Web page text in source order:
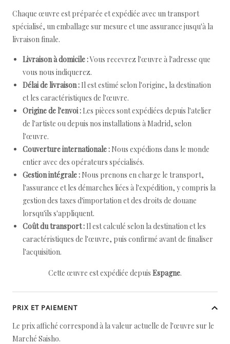
Chaque œuvre est préparée et expédiée avec un transport
spécialisé, un emballage sur mesure et une assurance jusqu'à la
livraison finale.
Livraison à domicile :Vous recevrez l'œuvre à l'adresse que
vous nous indiquerez.
Délai de livraison : Il est estimé selon l'origine, la destination
et les caractéristiques de l'œuvre.
Origine de l'envoi : Les pièces sont expédiées depuis l'atelier
de l'artiste ou depuis nos installations à Madrid, selon
l'œuvre.
Couverture internationale : Nous expédions dans le monde
entier avec des opérateurs spécialisés.
Gestion intégrale : Nous prenons en charge le transport,
l'assurance et les démarches liées à l'expédition, y compris la
gestion des taxes d'importation et des droits de douane
lorsqu'ils s'appliquent.
Coût du transport : Il est calculé selon la destination et les
caractéristiques de l'œuvre, puis confirmé avant de finaliser
l'acquisition.
Cette œuvre est expédiée depuis Espagne.
PRIX ET PAIEMENT
Le prix affiché correspond à la valeur actuelle de l'œuvre sur le
Marché Saisho.